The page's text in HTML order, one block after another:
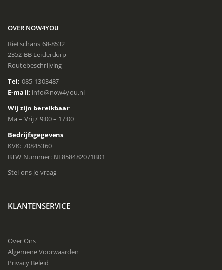
OVER NOW4YOU
Rietschans 68-8532
2352 BB Leiderdorp
Routebeschrijving
Tel: 085-1303487
E-mail: info@now4you.nl
Wij zijn bereikbaar
Ma – Vrij / 9:00 – 17:00
Bedrijfsgegevens
KVK: 70845360
BTW Nummer: NL858482071B01
Stel ons je vraag
KLANTENSERVICE
Over Ons
Algemene Voorwaarden
Privacy Beleid